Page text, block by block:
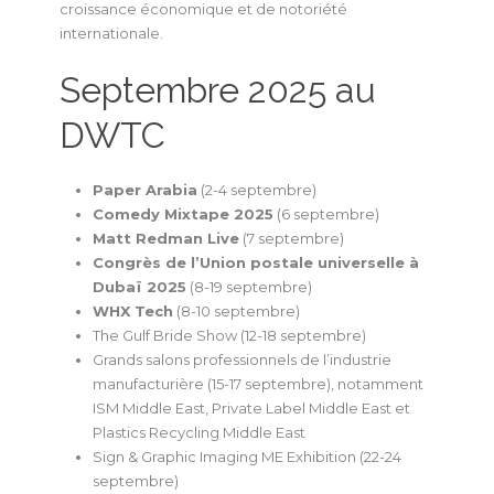
croissance économique et de notoriété
internationale.
Septembre 2025 au
DWTC
Paper Arabia (2-4 septembre)
Comedy Mixtape 2025 (6 septembre)
Matt Redman Live (7 septembre)
Congrès de l’Union postale universelle à
Dubaï 2025 (8-19 septembre)
WHX Tech (8-10 septembre)
The Gulf Bride Show (12-18 septembre)
Grands salons professionnels de l’industrie
manufacturière (15-17 septembre), notamment
ISM Middle East, Private Label Middle East et
Plastics Recycling Middle East
Sign & Graphic Imaging ME Exhibition (22-24
septembre)